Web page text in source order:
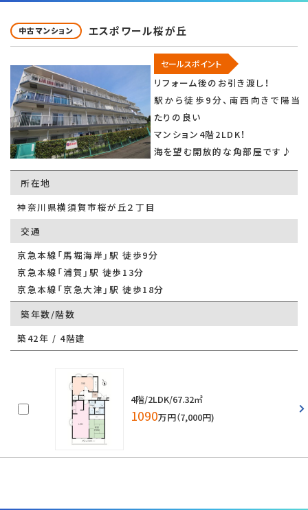
中古マンション エスポワール桜が丘
セールスポイント
リフォーム後のお引き渡し！
駅から徒歩9分、南西向きで陽当
たりの良い
マンション4階2LDK！
海を望む開放的な角部屋です♪
所在地
神奈川県横須賀市桜が丘２丁目
交通
京急本線「馬堀海岸」駅 徒歩9分
京急本線「浦賀」駅 徒歩13分
京急本線「京急大津」駅 徒歩18分
築年数/階数
築42年 / 4階建
4階/2LDK/67.32㎡
1090万円（7,000円)